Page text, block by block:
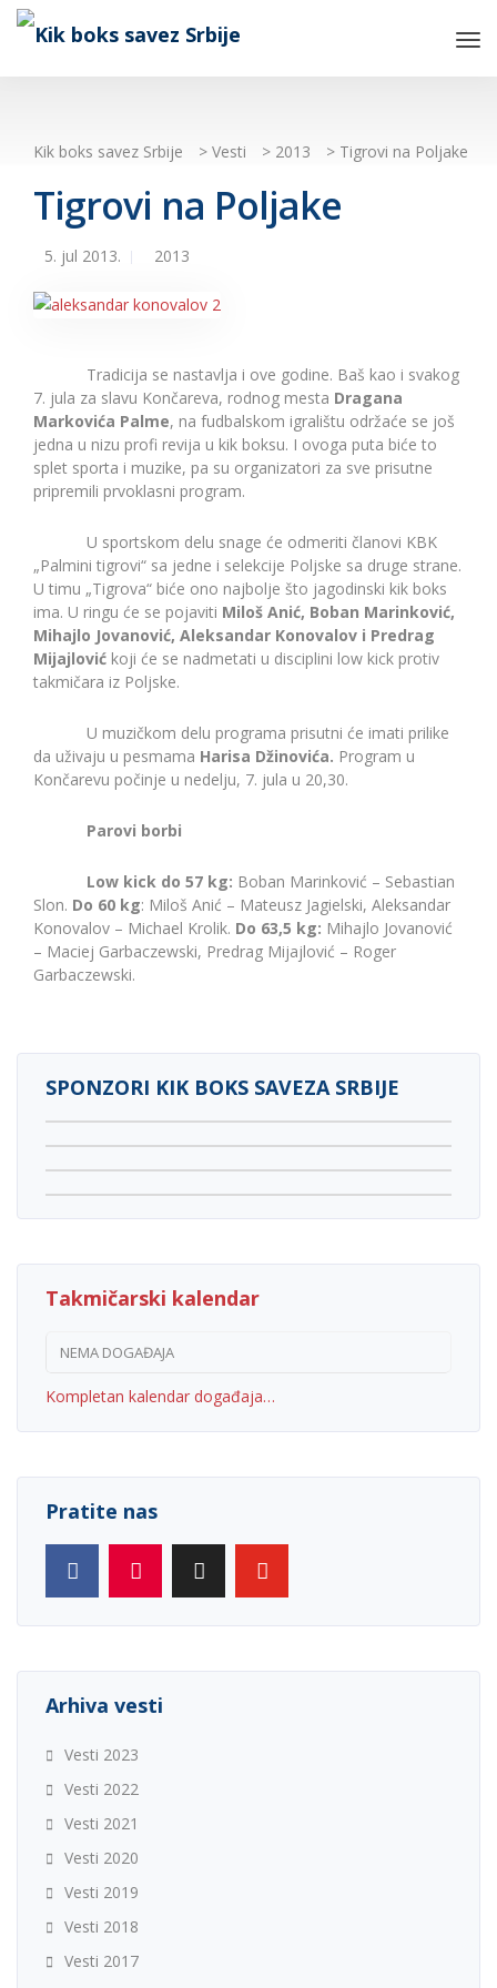
Kik boks savez Srbije > Vesti > 2013 > Tigrovi na Poljake
Tigrovi na Poljake
5. jul 2013. 2013
Tradicija se nastavlja i ove godine. Baš kao i svakog
7. jula za slavu Končareva, rodnog mesta Dragana
Markovića Palme, na fudbalskom igralištu održaće se još
jedna u nizu profi revija u kik boksu. I ovoga puta biće to
splet sporta i muzike, pa su organizatori za sve prisutne
pripremili prvoklasni program.
U sportskom delu snage će odmeriti članovi KBK
„Palmini tigrovi“ sa jedne i selekcije Poljske sa druge strane.
U timu „Tigrova“ biće ono najbolje što jagodinski kik boks
ima. U ringu će se pojaviti Miloš Anić, Boban Marinković,
Mihajlo Jovanović, Aleksandar Konovalov i Predrag
Mijajlović koji će se nadmetati u disciplini low kick protiv
takmičara iz Poljske.
U muzičkom delu programa prisutni će imati prilike
da uživaju u pesmama Harisa Džinovića. Program u
Končarevu počinje u nedelju, 7. jula u 20,30.
Parovi borbi
Low kick do 57 kg: Boban Marinković – Sebastian
Slon. Do 60 kg: Miloš Anić – Mateusz Jagielski, Aleksandar
Konovalov – Michael Krolik. Do 63,5 kg: Mihajlo Jovanović
– Maciej Garbaczewski, Predrag Mijajlović – Roger
Garbaczewski.
SPONZORI KIK BOKS SAVEZA SRBIJE
Takmičarski kalendar
NEMA DOGAĐAJA
Kompletan kalendar događaja…
Pratite nas
Arhiva vesti
Vesti 2023
Vesti 2022
Vesti 2021
Vesti 2020
Vesti 2019
Vesti 2018
Vesti 2017